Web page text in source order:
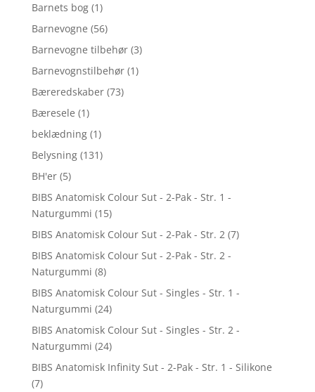
Barnets bog (1)
Barnevogne (56)
Barnevogne tilbehør (3)
Barnevognstilbehør (1)
Bæreredskaber (73)
Bæresele (1)
beklædning (1)
Belysning (131)
BH'er (5)
BIBS Anatomisk Colour Sut - 2-Pak - Str. 1 -
Naturgummi (15)
BIBS Anatomisk Colour Sut - 2-Pak - Str. 2 (7)
BIBS Anatomisk Colour Sut - 2-Pak - Str. 2 -
Naturgummi (8)
BIBS Anatomisk Colour Sut - Singles - Str. 1 -
Naturgummi (24)
BIBS Anatomisk Colour Sut - Singles - Str. 2 -
Naturgummi (24)
BIBS Anatomisk Infinity Sut - 2-Pak - Str. 1 - Silikone
(7)